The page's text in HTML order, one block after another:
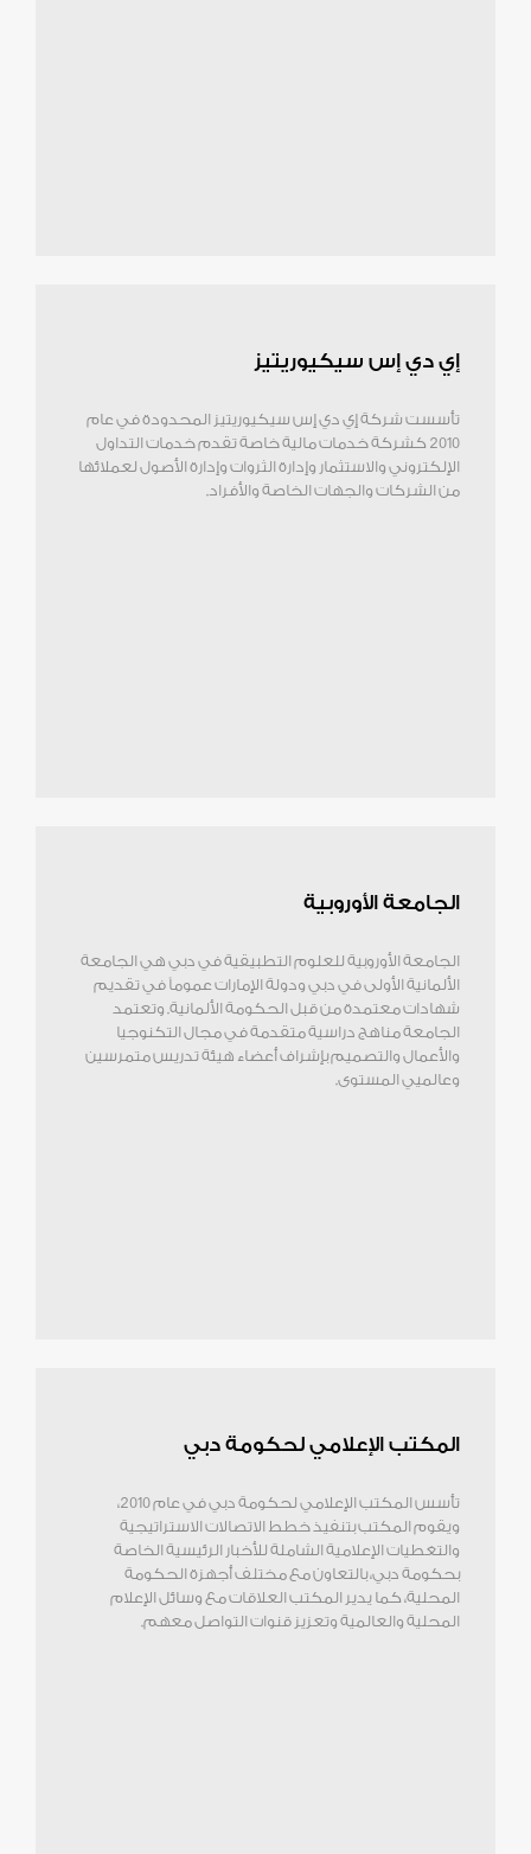
إي دي إس سيكيوريتيز
تأسست شركة إي دي إس سيكيوريتيز المحدودة في عام
2010 كشركة خدمات مالية خاصة تقدم خدمات التداول
الإلكتروني والاستثمار وإدارة الثروات وإدارة الأصول لعملائها
من الشركات والجهات الخاصة والأفراد.
الجامعة الأوروبية
الجامعة الأوروبية للعلوم التطبيقية في دبي هي الجامعة
الألمانية الأولى في دبي ودولة الإمارات عموماً في تقديم
شهادات معتمدة من قبل الحكومة الألمانية. وتعتمد
الجامعة مناهج دراسية متقدمة في مجال التكنوجيا
والأعمال والتصميم بإشراف أعضاء هيئة تدريس متمرسين
وعالميي المستوى.
المكتب الإعلامي لحكومة دبي
تأسس المكتب الإعلامي لحكومة دبي في عام 2010،
ويقوم المكتب بتنفيذ خطط الاتصالات الاستراتيجية
والتغطيات الإعلامية الشاملة للأخبار الرئيسية الخاصة
بحكومة دبي، بالتعاون مع مختلف أجهزة الحكومة
المحلية، كما يدير المكتب العلاقات مع وسائل الإعلام
المحلية والعالمية وتعزيز قنوات التواصل معهم.